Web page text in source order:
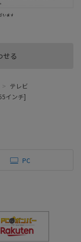
せる
> テレビ
インチ]
PC